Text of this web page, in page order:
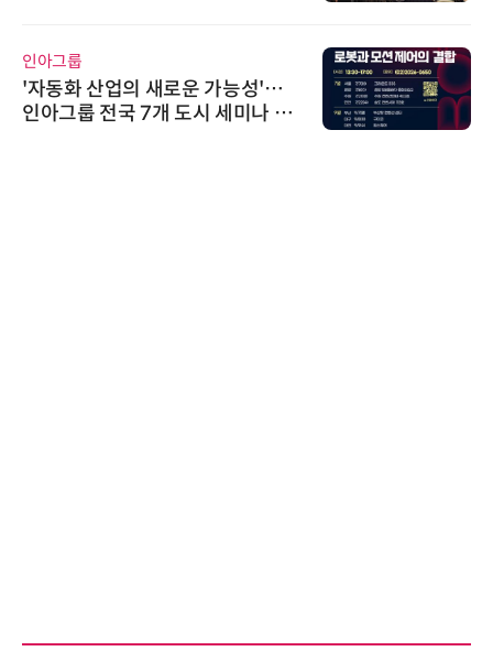
인아그룹
'자동화 산업의 새로운 가능성'…
인아그룹 전국 7개 도시 세미나 페